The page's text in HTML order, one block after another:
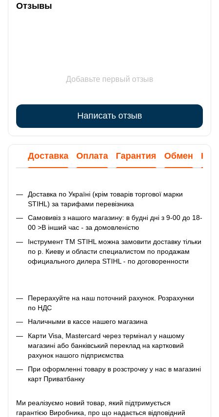
Отзывы
Добавьте первый отзыв
Написать отзыв
Доставка Оплата Гарантия Обмен
Доставка по Україні (крім товарів торгової марки
STIHL) за тарифами перевізника
Самовивіз з нашого магазину: в будні дні з 9-00 до 18-
00 >В інший час - за домовленістю
Інструмент ТМ STIHL можна замовити доставку тільки
по р. Киеву и области специалистом по продажам
официального дилера STIHL - по договоренности
Перерахуйте на наш поточний рахунок. Розрахунки
по НДС
Наличными в кассе нашего магазина
Карти Visa, Mastercard через термінал у нашому
магазині або банківський переклад на картковий
рахунок нашого підприємства
При оформленні товару в розстрочку у нас в магазині
карт Приватбанку
Ми реалізуємо новий товар, який підтримується
гарантією Виробника, про що надається відповідний